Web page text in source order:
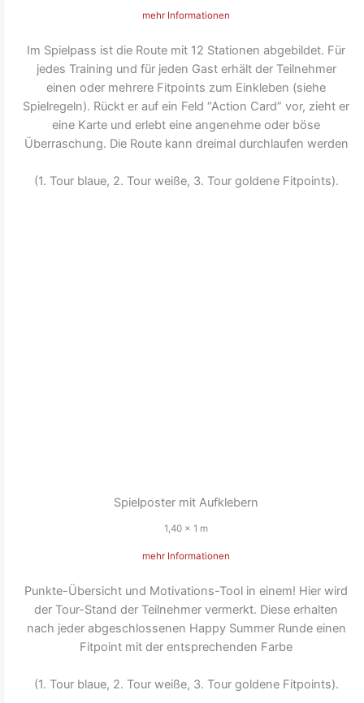
mehr Informationen
Im Spielpass ist die Route mit 12 Stationen abgebildet. Für
jedes Training und für jeden Gast erhält der Teilnehmer
einen oder mehrere Fitpoints zum Einkleben (siehe
Spielregeln). Rückt er auf ein Feld “Action Card” vor, zieht er
eine Karte und erlebt eine angenehme oder böse
Überraschung. Die Route kann dreimal durchlaufen werden
(1. Tour blaue, 2. Tour weiße, 3. Tour goldene Fitpoints).
Spielposter mit Aufklebern
1,40 x 1 m
mehr Informationen
Punkte-Übersicht und Motivations-Tool in einem! Hier wird
der Tour-Stand der Teilnehmer vermerkt. Diese erhalten
nach jeder abgeschlossenen Happy Summer Runde einen
Fitpoint mit der entsprechenden Farbe
(1. Tour blaue, 2. Tour weiße, 3. Tour goldene Fitpoints).